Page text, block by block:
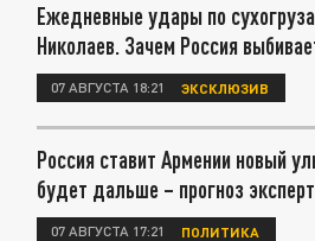
Ежедневные удары по
Николаев. Зачем Россия
07 АВГУСТА 18:21 ЭКСКЛЮЗИВ
Россия ставит Армении новый
будет дальше – прогноз
07 АВГУСТА 17:21 ПОЛИТИКА